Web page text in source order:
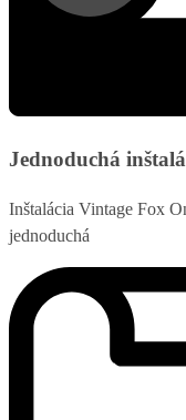
Jednoduchá
Inštalácia Vintage Fox
jednoduchá